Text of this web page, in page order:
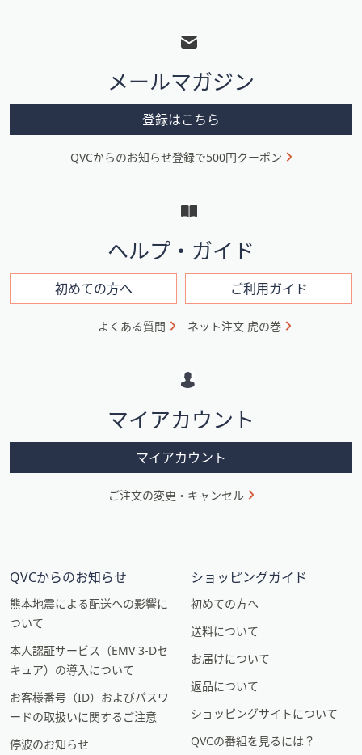
メ
ニ
ン
ン
メールマガジン
登録はこちら
QVCからのお知らせ登録で500円クーポン
ヘルプ・ガイド
初めての方へ ご利用ガイド
よくある質問 ネット注文 虎の巻
マイアカウント
マイアカウント
ご注文の変更・キャンセル
QVCからのお知らせ
熊本地震による配送への影響に
ついて
本人認証サービス（EMV 3-Dセ
キュア）の導入について
お客様番号（ID）およびパスワ
ードの取扱いに関するご注意
停波のお知らせ
ショッピングガイド
初めての方へ
送料について
お届けについて
返品について
ショッピングサイトについて
QVCの番組を見るには？